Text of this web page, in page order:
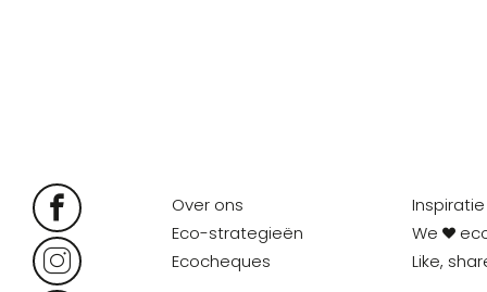
Over ons
Eco-strategieën
Ecocheques
Inspiratie
We
Like,